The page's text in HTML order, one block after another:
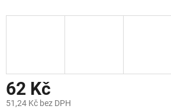
62 Kč
51,24 Kč bez DPH